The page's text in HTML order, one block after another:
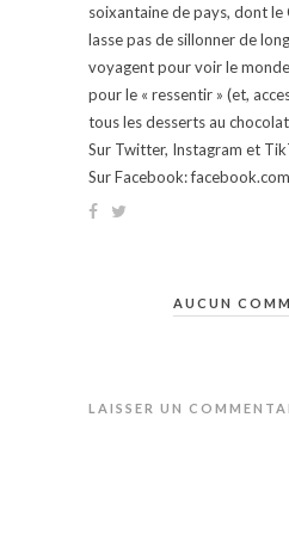
soixantaine de pays, dont le
lasse pas de sillonner de
voyagent pour voir le
pour le « ressentir » (et,
tous les desserts au
Sur Twitter, Instagram et
Sur Facebook:
AUCUN
LAISSER UN